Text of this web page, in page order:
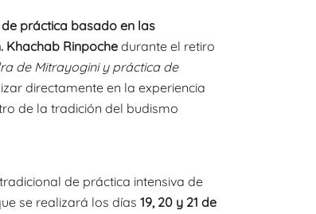
de práctica basado en las
Khachab Rinpoche durante el retiro
de Mitrayogini y práctica de
directamente en la experiencia
de la tradición del budismo
de práctica intensiva de
se realizará los días 19, 20 y 21 de